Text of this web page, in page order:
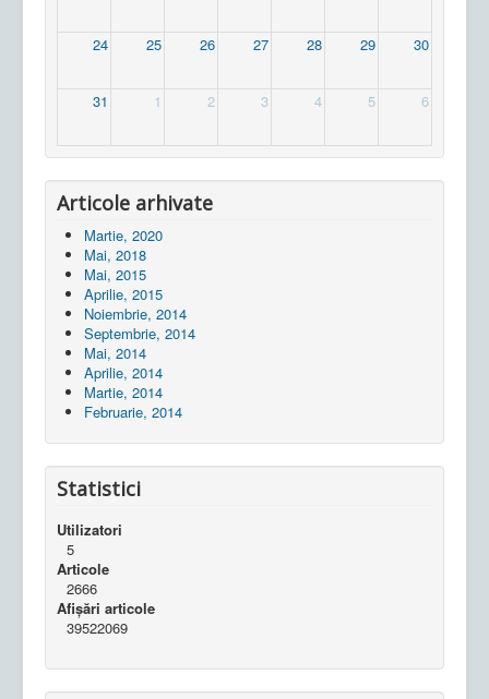
24 25 26 27 28 29 30
31 1 2 3 4 5 6
Articole arhivate
Martie, 2020
Mai, 2018
Mai, 2015
Aprilie, 2015
Noiembrie, 2014
Septembrie, 2014
Mai, 2014
Aprilie, 2014
Martie, 2014
Februarie, 2014
Statistici
Utilizatori
5
Articole
2666
Afișări articole
39522069